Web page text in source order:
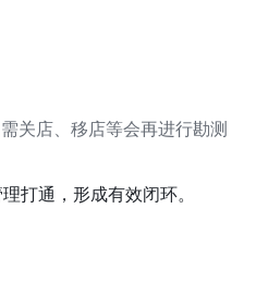
关店、移店等会再进行勘测
打通，形成有效闭环。